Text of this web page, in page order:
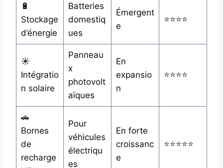
🔋
Stockage
d’énergie
Batteries
domestiq
ues
Émergent
e
⭐⭐⭐⭐
☀️
Intégratio
n solaire
Panneau
x
photovolt
aïques
En
expansio
n
⭐⭐⭐⭐
🚗
Bornes
de
recharge
Pour
véhicules
électriqu
es
En forte
croissanc
e
⭐⭐⭐⭐⭐